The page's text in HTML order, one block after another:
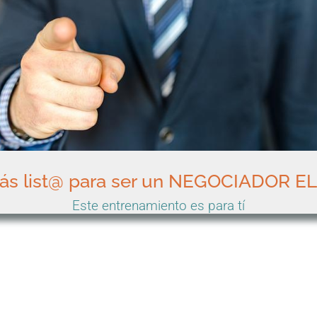
list@ para ser un NEGOCIADOR
Este entrenamiento es para tí